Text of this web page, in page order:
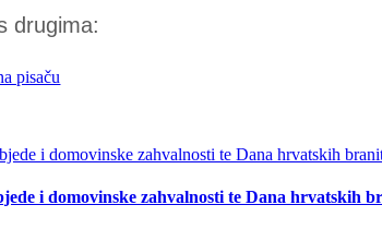
drugima:
pisaču
i domovinske zahvalnosti te Dana hrvatskih